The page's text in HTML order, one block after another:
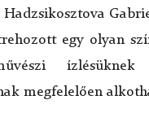
Hadzsikosztova
egy olyan
megfelelően
Művelődési Ház